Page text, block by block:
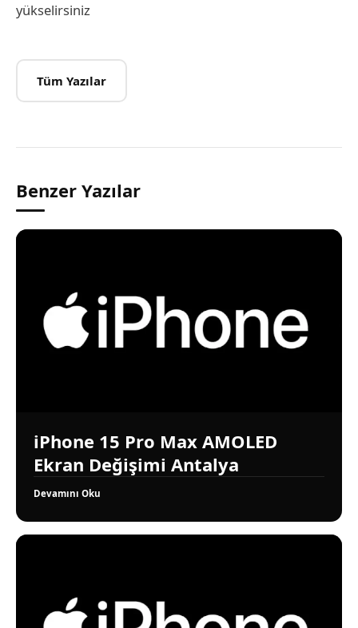
yükselirsiniz
Tüm Yazılar
Benzer Yazılar
iPhone 15 Pro Max AMOLED
Ekran Değişimi Antalya
Devamını Oku